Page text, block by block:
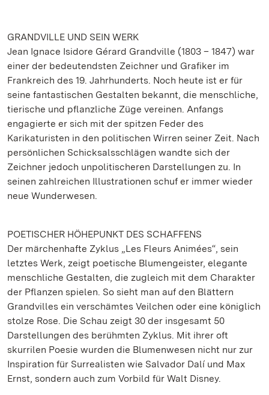
GRANDVILLE UND SEIN WERK
Jean Ignace Isidore Gérard Grandville (1803 – 1847) war
einer der bedeutendsten Zeichner und Grafiker im
Frankreich des 19. Jahrhunderts. Noch heute ist er für
seine fantastischen Gestalten bekannt, die menschliche,
tierische und pflanzliche Züge vereinen. Anfangs
engagierte er sich mit der spitzen Feder des
Karikaturisten in den politischen Wirren seiner Zeit. Nach
persönlichen Schicksalsschlägen wandte sich der
Zeichner jedoch unpolitischeren Darstellungen zu. In
seinen zahlreichen Illustrationen schuf er immer wieder
neue Wunderwesen.
POETISCHER HÖHEPUNKT DES SCHAFFENS
Der märchenhafte Zyklus „Les Fleurs Animées“, sein
letztes Werk, zeigt poetische Blumengeister, elegante
menschliche Gestalten, die zugleich mit dem Charakter
der Pflanzen spielen. So sieht man auf den Blättern
Grandvilles ein verschämtes Veilchen oder eine königlich
stolze Rose. Die Schau zeigt 30 der insgesamt 50
Darstellungen des berühmten Zyklus. Mit ihrer oft
skurrilen Poesie wurden die Blumenwesen nicht nur zur
Inspiration für Surrealisten wie Salvador Dalí und Max
Ernst, sondern auch zum Vorbild für Walt Disney.